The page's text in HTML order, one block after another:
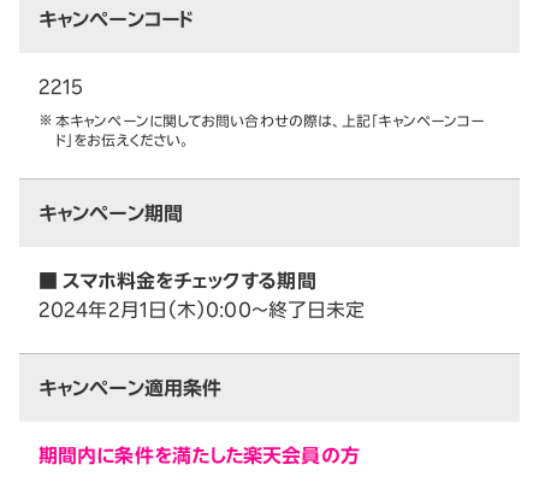
キャンペーンコード
2215
本キャンペーンに関してお問い合わせの際は、上記「キャンペーンコー
ド」をお伝えください。
キャンペーン期間
■ スマホ料金をチェックする期間
2024年2月1日（木）0:00～終了日未定
キャンペーン適用条件
期間内に条件を満たした楽天会員の方